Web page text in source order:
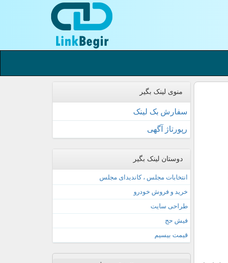
منوی لینک بگیر
سفارش بک لینک
رپورتاژ آگهی
دوستان لینک بگیر
انتخابات مجلس ، کاندیدای مجلس
خرید و فروش خودرو
طراحی سایت
فیش حج
قیمت بیسیم